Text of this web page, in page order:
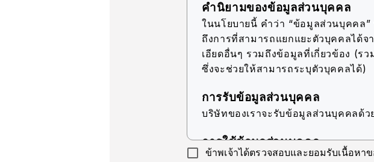
คำนิยามของข้อมูลส่วนบุคคล
ในนโยบายนี้ คำว่า “ข้อมูลส่วนบุคคล
ถึงการที่สามารถแยกแยะตัวบุคคลได้จ
เอียดอื่นๆ รวมถึงข้อมูลที่เกี่ยวข้อง (ร
ซึ่งจะช่วยให้สามารถระบุตัวบุคคลได้)
การรับข้อมูลส่วนบุคคล
บริษัทของเราจะรับข้อมูลส่วนบุคคลด้
การใช้ข้อมูลส่วนบุคคล
บริษัทของเราจะใช้ข้อมูลส่วนบุคคลตร
ข้าพเจ้าได้ตรวจสอบและยอมรับเนื้อหา